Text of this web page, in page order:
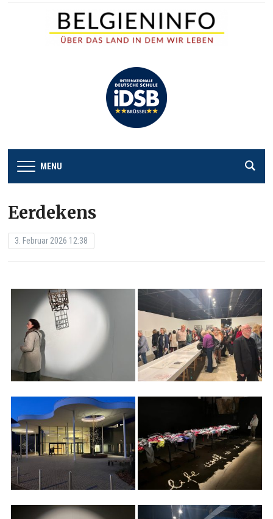
MENU
Eerdekens
3. Februar 2026 12:38